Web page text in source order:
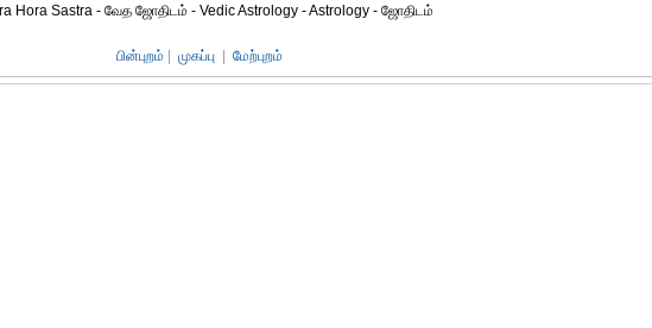
Hora Sastra - வேத ஜோதிடம் - Vedic Astrology - Astrology - ஜோதிடம்
பின்புறம் முகப்பு மேற்புறம்